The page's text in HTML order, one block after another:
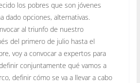
los pobres que son jóvenes
dado opciones, alternativas.
al triunfo de nuestro
del primero de julio hasta el
voy a convocar a expertos para
conjuntamente qué vamos a
definir cómo se va a llevar a cabo